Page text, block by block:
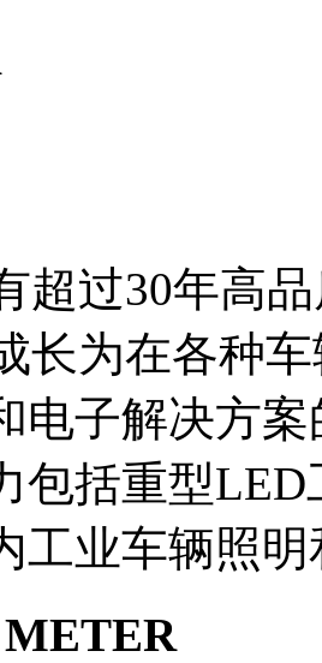
超过30年高
长为在各种
电子解决方
包括重型
工业车辆照